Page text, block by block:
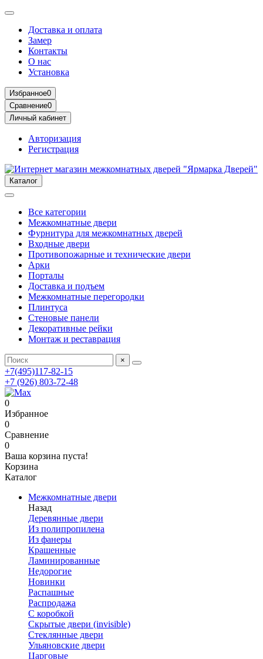
Доставка и оплата
Замер
Контакты
О нас
Установка
Избранное0
Сравнение0
Личный кабинет
Авторизация
Регистрация
Каталог
Все категории
Межкомнатные двери
Фурнитура для межкомнатных дверей
Входные двери
Противопожарные и технические двери
Арки
Порталы
Доставка и подъем
Межкомнатные перегородки
Плинтуса
Стеновые панели
Декоративные рейки
Монтаж и реставрация
×
+7(495)117-82-15
+7 (926) 803-72-48
0
Избранное
0
Сравнение
0
Ваша корзина пуста!
Корзина
Каталог
Межкомнатные двери
Назад
Деревянные двери
Из полипропилена
Из фанеры
Крашенные
Ламинированные
Недорогие
Новинки
Распашные
Распродажа
С коробкой
Скрытые двери (invisible)
Стеклянные двери
Ульяновские двери
Царговые